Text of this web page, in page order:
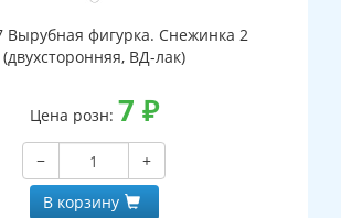
Вырубная фигурка. Снежинка 2
(двухсторонняя, ВД-лак)
Цена розн: 7 ₽
−
+
В корзину